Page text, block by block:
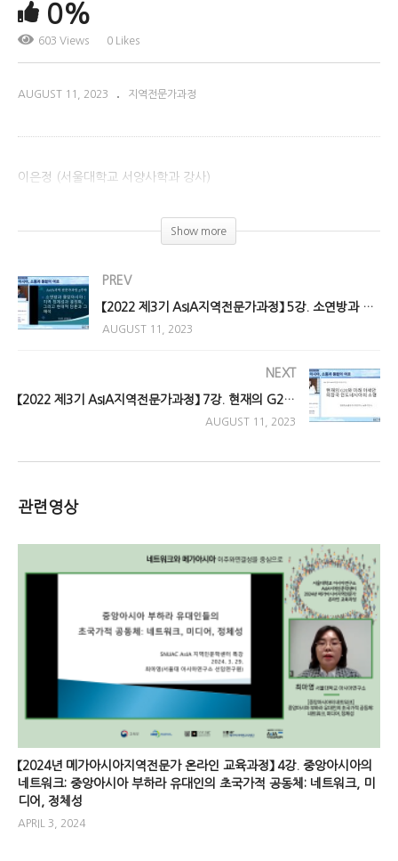
0%
603 Views 0 Likes
AUGUST 11, 2023 지역전문가과정
이은정 (서울대학교 서양사학과 강사)
Show more
PREV
【2022 제3기 AsIA지역전문가과정】 5강. 소연방과 중앙아시아 : 지역정체성과 결정화, 그리고 현대적 담론과 그 해석
AUGUST 11, 2023
NEXT
【2022 제3기 AsIA지역전문가과정】 7강. 현재의 G20와 미래 아세안 의장국 인도네시아의 소명
AUGUST 11, 2023
관련영상
【2024년 메가아시아지역전문가 온라인 교육과정】 4강. 중앙아시아의
네트워크: 중앙아시아 부하라 유대인의 초국가적 공동체: 네트워크, 미
디어, 정체성
APRIL 3, 2024